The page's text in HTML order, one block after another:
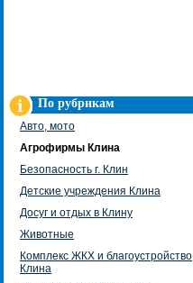
По рубрикам
Авто, мото
Агрофирмы Клина
Безопасность г. Клин
Детские учреждения Клина
Досуг и отдых в Клину
Животные
Комплекс ЖКХ и благоустройство
Клина